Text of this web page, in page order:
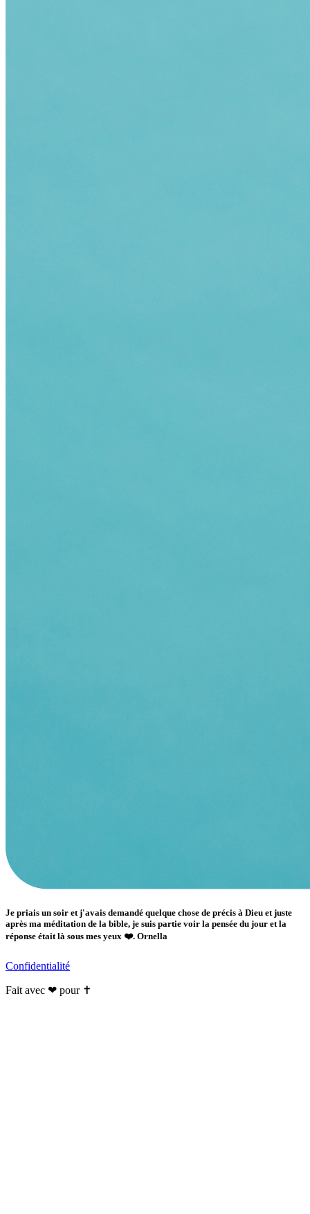
Je priais un soir et j'avais demandé quelque chose de précis à Dieu et juste
après ma méditation de la bible, je suis partie voir la pensée du jour et la
réponse était là sous mes yeux ❤️. Ornella
Confidentialité
Fait avec ❤ pour ✝️️